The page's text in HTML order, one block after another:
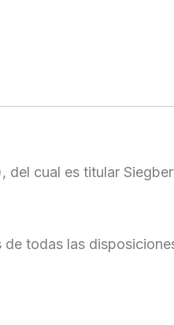
del cual es titular
todas las